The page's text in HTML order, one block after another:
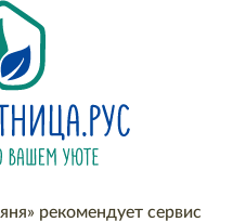
рекомендует сервис